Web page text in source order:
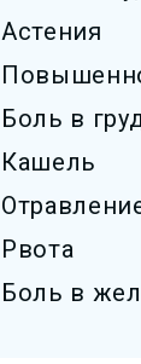
Астения
Боль в
Кашель
Рвота
Боль в